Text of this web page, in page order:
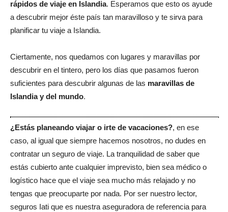
rápidos de viaje en Islandia. Esperamos que esto os ayude
a descubrir mejor éste país tan maravilloso y te sirva para
planificar tu viaje a Islandia.
Ciertamente, nos quedamos con lugares y maravillas por
descubrir en el tintero, pero los días que pasamos fueron
suficientes para descubrir algunas de las maravillas de
Islandia y del mundo.
¿Estás planeando viajar o irte de vacaciones?, en ese
caso, al igual que siempre hacemos nosotros, no dudes en
contratar un seguro de viaje. La tranquilidad de saber que
estás cubierto ante cualquier imprevisto, bien sea médico o
logístico hace que el viaje sea mucho más relajado y no
tengas que preocuparte por nada. Por ser nuestro lector,
seguros Iati que es nuestra aseguradora de referencia para